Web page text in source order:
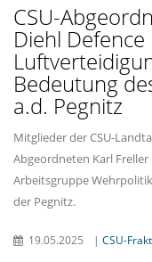
CSU-
Diehl
Bedeutung
a.d. Pegnitz
Mitglieder der CSU-
Abgeordneten Karl
Arbeitsgruppe
der Pegnitz.
19.05.2025 | CSU-